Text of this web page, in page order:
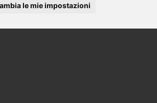
le mie impostazioni